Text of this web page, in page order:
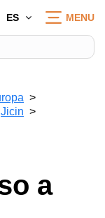
ES MENU
Jicin
a